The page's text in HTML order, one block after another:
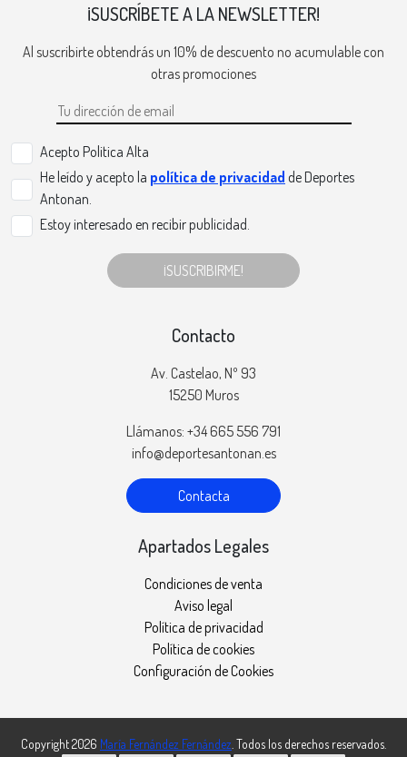
¡SUSCRÍBETE A LA NEWSLETTER!
Al suscribirte obtendrás un 10% de descuento no acumulable con
otras promociones
Acepto Politica Alta
He leído y acepto la política de privacidad de Deportes
Antonan.
Estoy interesado en recibir publicidad.
¡SUSCRIBIRME!
Contacto
Av. Castelao, Nº 93
15250 Muros
Llámanos: +34 665 556 791
info@deportesantonan.es
Contacta
Apartados Legales
Condiciones de venta
Aviso legal
Política de privacidad
Política de cookies
Configuración de Cookies
Copyright 2026 María Fernández Fernández . Todos los derechos reservados.